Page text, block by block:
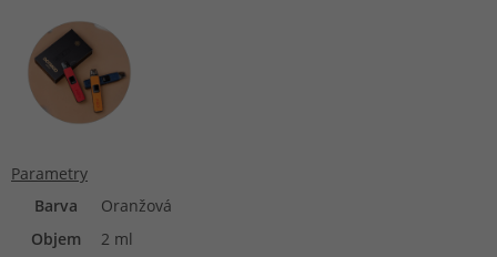
Parametry
Barva
Oranžová
Objem
2 ml